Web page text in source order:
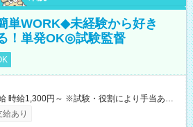
単WORK◆未経験から好き
！単発OK◎試験監督
あり
昇給あり 【即給（前払い）オプションあ
場合、勤務から1週間ほどで給与の一部を受け
あり